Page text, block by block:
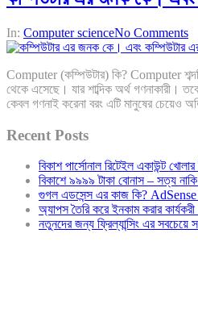
In: Computer scienceNo Comments
Computer (কম্পিউটার) কি? Computer
থেকে এসেছে। যার শাব্দিক অর্থ গণনাকারী।
কেবল গণনাই করেনা বরং এটি মানুষের চেয়েও
Recent Posts
বিকাশ পার্সোনাল রিটেইল একাউন্ট খোলার
বিকাশে ৯৯৯৯ টাকা বোনাস – সত্য
গুগল এডসেন্স এর কাজ কি? AdSense
অ্যাপস তৈরি করে ইনকাম করার
নতুনদের জন্য ফ্রিল্যান্সিং এর